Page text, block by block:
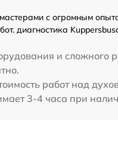
с огромным
диагностика
и сложного
работ над
3-4 часа при